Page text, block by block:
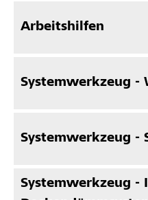
Arbeitshilfen
Systemwerkzeug -
Systemwerkzeug -
Systemwerkzeug -